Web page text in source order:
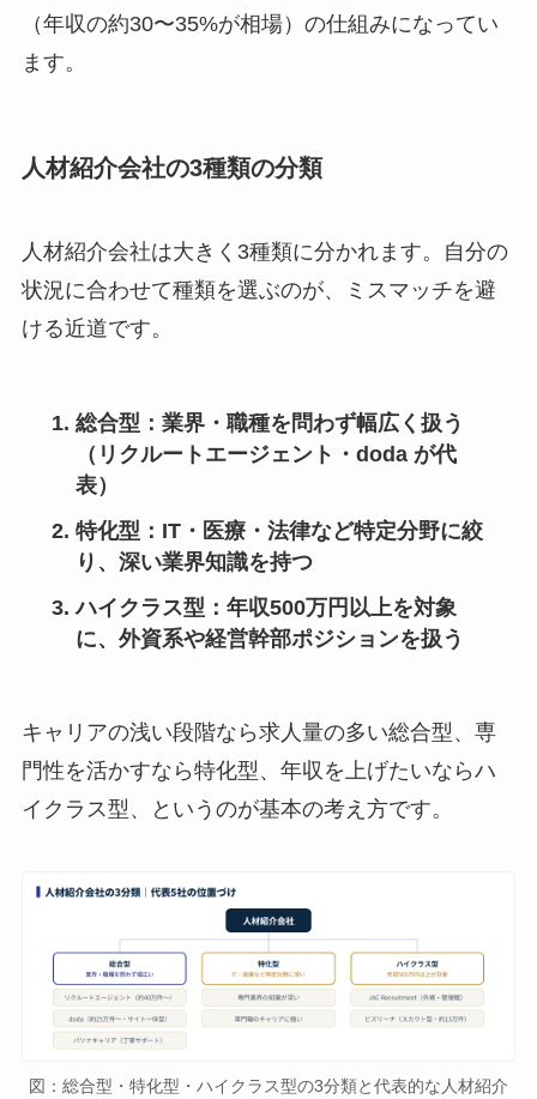
（年収の約30〜35%が相場）の仕組みになってい
ます。
人材紹介会社の3種類の分類
人材紹介会社は大きく3種類に分かれます。自分の
状況に合わせて種類を選ぶのが、ミスマッチを避
ける近道です。
総合型 ：業界・職種を問わず幅広く扱う
（リクルートエージェント・doda が代
表）
特化型 ：IT・医療・法律など特定分野に絞
り、深い業界知識を持つ
ハイクラス型 ：年収500万円以上を対象
に、外資系や経営幹部ポジションを扱う
キャリアの浅い段階なら求人量の多い総合型、専
門性を活かすなら特化型、年収を上げたいならハ
イクラス型、というのが基本の考え方です。
図：総合型・特化型・ハイクラス型の3分類と代表的な人材紹介